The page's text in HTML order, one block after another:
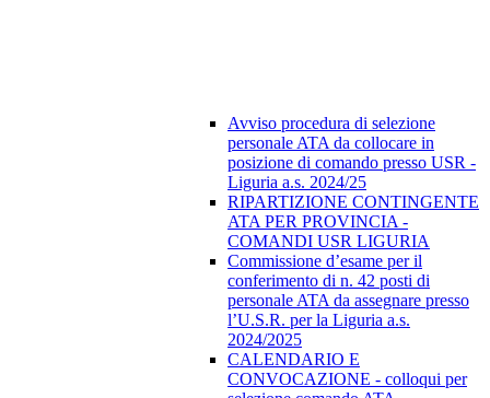
Avviso procedura di selezione
personale ATA da collocare in
posizione di comando presso USR -
Liguria a.s. 2024/25
RIPARTIZIONE CONTINGENTE
ATA PER PROVINCIA -
COMANDI USR LIGURIA
Commissione d’esame per il
conferimento di n. 42 posti di
personale ATA da assegnare presso
l’U.S.R. per la Liguria a.s.
2024/2025
CALENDARIO E
CONVOCAZIONE - colloqui per